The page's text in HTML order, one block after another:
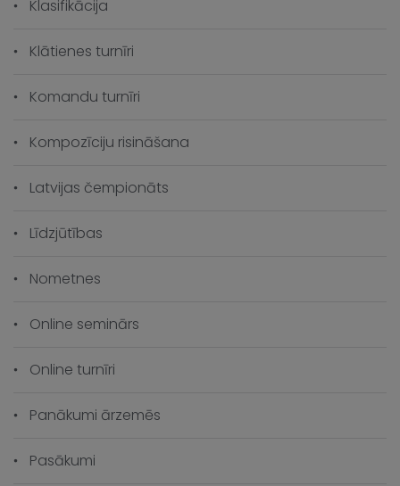
Klasifikācija
Klātienes turnīri
Komandu turnīri
Kompozīciju risināšana
Latvijas čempionāts
Līdzjūtības
Nometnes
Online seminārs
Online turnīri
Panākumi ārzemēs
Pasākumi